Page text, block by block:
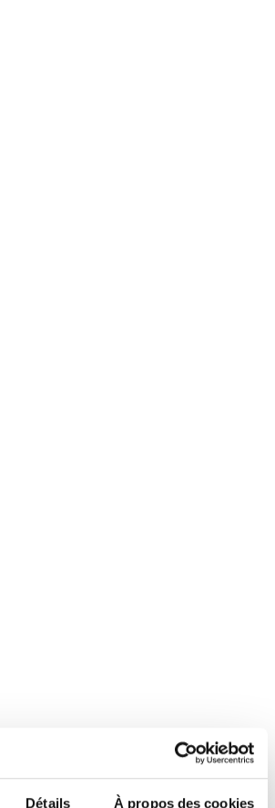
Détails À propos des cookies
rendez-vous sur le site de la Société